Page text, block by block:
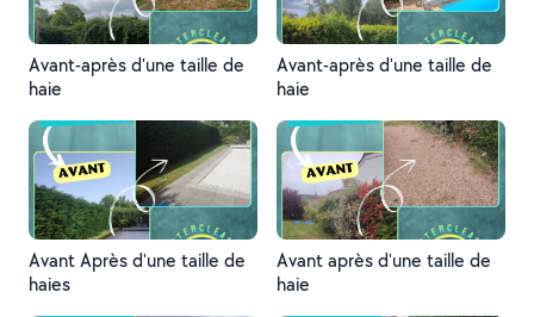
Avant-après d'une taille de
haie
Avant-après d'une taille de
haie
Avant Après d'une taille de
haies
Avant après d'une taille de
haie